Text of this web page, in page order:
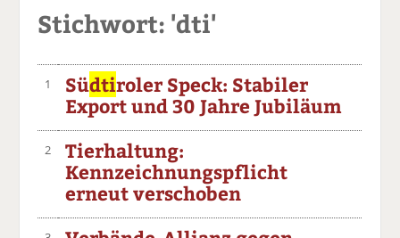
Stichwort: 'dti'
1 Südtiroler Speck: Stabiler
Export und 30 Jahre Jubiläum
2
Tierhaltung:
Kennzeichnungspflicht
erneut verschoben